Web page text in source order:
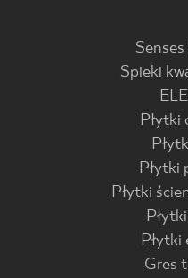
Spieki
Płytki
Płytki
Płytki
Płytki
Gres